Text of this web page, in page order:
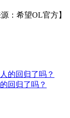
源：希望OL官方】
回归了吗？